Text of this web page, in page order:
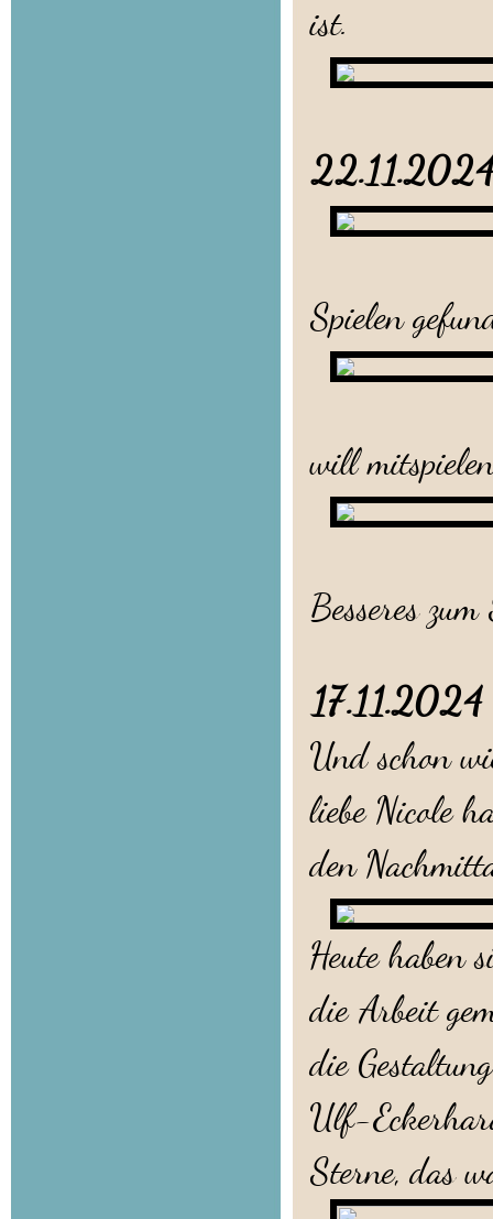
ist.
Spielen
will
Besseres
Und schon
liebe Nicole
den
Heute haben
die Arbeit
die
Ulf-
Sterne, das